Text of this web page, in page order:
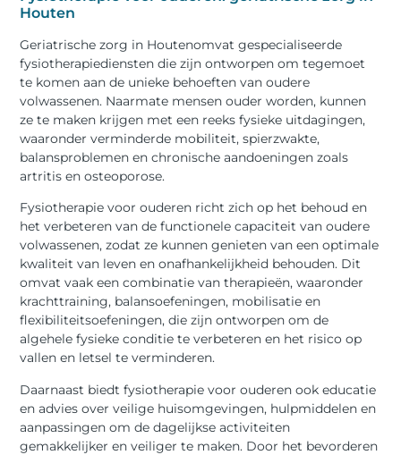
Houten
Geriatrische zorg in Houtenomvat gespecialiseerde
fysiotherapiediensten die zijn ontworpen om tegemoet
te komen aan de unieke behoeften van oudere
volwassenen. Naarmate mensen ouder worden, kunnen
ze te maken krijgen met een reeks fysieke uitdagingen,
waaronder verminderde mobiliteit, spierzwakte,
balansproblemen en chronische aandoeningen zoals
artritis en osteoporose.
Fysiotherapie voor ouderen richt zich op het behoud en
het verbeteren van de functionele capaciteit van oudere
volwassenen, zodat ze kunnen genieten van een optimale
kwaliteit van leven en onafhankelijkheid behouden. Dit
omvat vaak een combinatie van therapieën, waaronder
krachttraining, balansoefeningen, mobilisatie en
flexibiliteitsoefeningen, die zijn ontworpen om de
algehele fysieke conditie te verbeteren en het risico op
vallen en letsel te verminderen.
Daarnaast biedt fysiotherapie voor ouderen ook educatie
en advies over veilige huisomgevingen, hulpmiddelen en
aanpassingen om de dagelijkse activiteiten
gemakkelijker en veiliger te maken. Door het bevorderen